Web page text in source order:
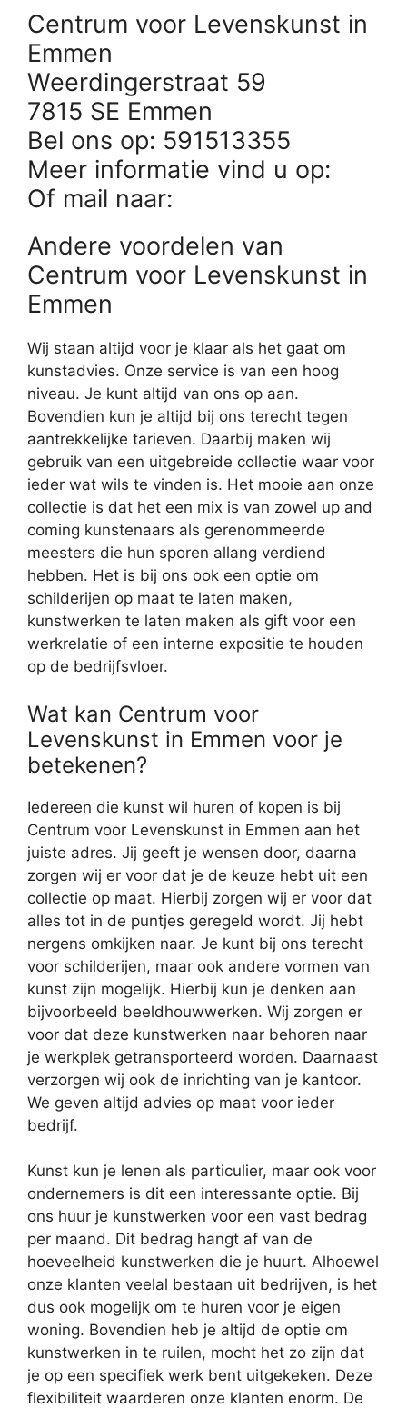
Centrum voor Levenskunst in
Emmen
Weerdingerstraat 59
7815 SE Emmen
Bel ons op: 591513355
Meer informatie vind u op:
Of mail naar:
Andere voordelen van
Centrum voor Levenskunst in
Emmen
Wij staan altijd voor je klaar als het gaat om
kunstadvies. Onze service is van een hoog
niveau. Je kunt altijd van ons op aan.
Bovendien kun je altijd bij ons terecht tegen
aantrekkelijke tarieven. Daarbij maken wij
gebruik van een uitgebreide collectie waar voor
ieder wat wils te vinden is. Het mooie aan onze
collectie is dat het een mix is van zowel up and
coming kunstenaars als gerenommeerde
meesters die hun sporen allang verdiend
hebben. Het is bij ons ook een optie om
schilderijen op maat te laten maken,
kunstwerken te laten maken als gift voor een
werkrelatie of een interne expositie te houden
op de bedrijfsvloer.
Wat kan Centrum voor
Levenskunst in Emmen voor je
betekenen?
Iedereen die kunst wil huren of kopen is bij
Centrum voor Levenskunst in Emmen aan het
juiste adres. Jij geeft je wensen door, daarna
zorgen wij er voor dat je de keuze hebt uit een
collectie op maat. Hierbij zorgen wij er voor dat
alles tot in de puntjes geregeld wordt. Jij hebt
nergens omkijken naar. Je kunt bij ons terecht
voor schilderijen, maar ook andere vormen van
kunst zijn mogelijk. Hierbij kun je denken aan
bijvoorbeeld beeldhouwwerken. Wij zorgen er
voor dat deze kunstwerken naar behoren naar
je werkplek getransporteerd worden. Daarnaast
verzorgen wij ook de inrichting van je kantoor.
We geven altijd advies op maat voor ieder
bedrijf.
Kunst kun je lenen als particulier, maar ook voor
ondernemers is dit een interessante optie. Bij
ons huur je kunstwerken voor een vast bedrag
per maand. Dit bedrag hangt af van de
hoeveelheid kunstwerken die je huurt. Alhoewel
onze klanten veelal bestaan uit bedrijven, is het
dus ook mogelijk om te huren voor je eigen
woning. Bovendien heb je altijd de optie om
kunstwerken in te ruilen, mocht het zo zijn dat
je op een specifiek werk bent uitgekeken. Deze
flexibiliteit waarderen onze klanten enorm. De